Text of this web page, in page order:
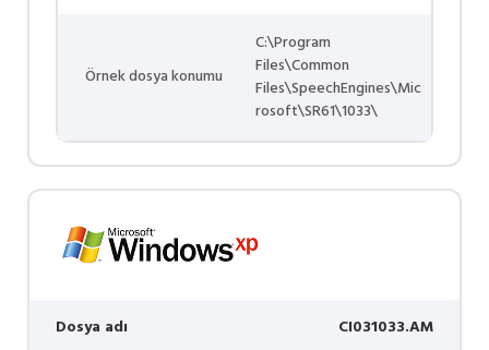
Örnek dosya konumu
C:\Program
Files\Common
Files\SpeechEngines\Mic
rosoft\SR61\1033\
Dosya adı CI031033.AM